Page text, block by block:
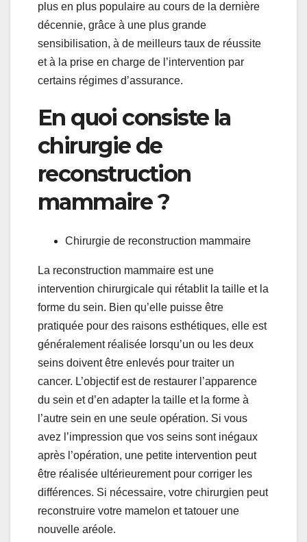
plus en plus populaire au cours de la dernière
décennie, grâce à une plus grande
sensibilisation, à de meilleurs taux de réussite
et à la prise en charge de l’intervention par
certains régimes d’assurance.
En quoi consiste la
chirurgie de
reconstruction
mammaire ?
Chirurgie de reconstruction mammaire
La reconstruction mammaire est une
intervention chirurgicale qui rétablit la taille et la
forme du sein. Bien qu’elle puisse être
pratiquée pour des raisons esthétiques, elle est
généralement réalisée lorsqu’un ou les deux
seins doivent être enlevés pour traiter un
cancer. L’objectif est de restaurer l’apparence
du sein et d’en adapter la taille et la forme à
l’autre sein en une seule opération. Si vous
avez l’impression que vos seins sont inégaux
après l’opération, une petite intervention peut
être réalisée ultérieurement pour corriger les
différences. Si nécessaire, votre chirurgien peut
reconstruire votre mamelon et tatouer une
nouvelle aréole.